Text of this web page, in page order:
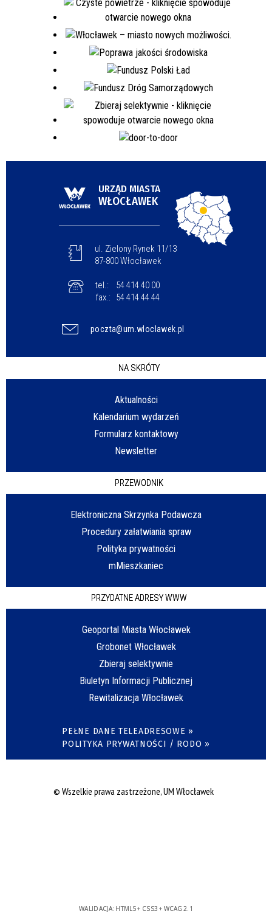
URZĄD MIASTA
WŁOCŁAWEK
ul. Zielony Rynek 11/13
87-800 Włocławek
tel.:
54 414 40 00
fax.:
54 414 44 44
poczta@um.wloclawek.pl
NA SKRÓTY
Aktualności
Kalendarium wydarzeń
Formularz kontaktowy
Newsletter
PRZEWODNIK
Elektroniczna Skrzynka Podawcza
Procedury załatwiania spraw
Polityka prywatności
mMieszkaniec
PRZYDATNE ADRESY WWW
Geoportal Miasta Włocławek
Grobonet Włocławek
Zbieraj selektywnie
Biuletyn Informacji Publicznej
Rewitalizacja Włocławek
PEŁNE DANE TELEADRESOWE »
POLITYKA PRYWATNOŚCI / RODO »
© Wszelkie prawa zastrzeżone, UM Włocławek
WALIDACJA: HTML5+ CSS3 + WCAG 2.1